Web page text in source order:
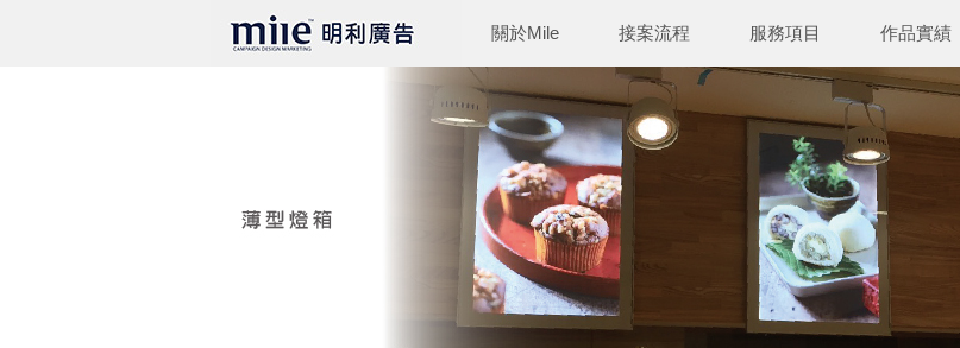
關於Mile 接案流程 服務項目 作品實績